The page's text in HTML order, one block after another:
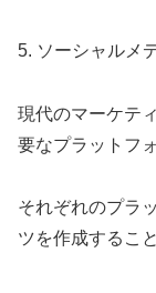
5. ソーシャルメ
現代のマーケテ
要なプラットフ
それぞれのプラ
ツを作成するこ